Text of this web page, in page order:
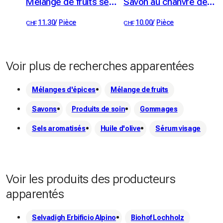
ingrédients 100% purs, naturels et de haute qualité pour
CHF 11.30/ Pièce CHF 10.00/ Pièce
Voir plus de recherches apparentées
Mélanges d'épices Mélange de fruits
Savons Produits de soin Gommages
Sels aromatisés Huile d'olive Sérum visage
Voir les produits des producteurs
apparentés
Selvadigh Erbificio Alpino Biohof Lochholz